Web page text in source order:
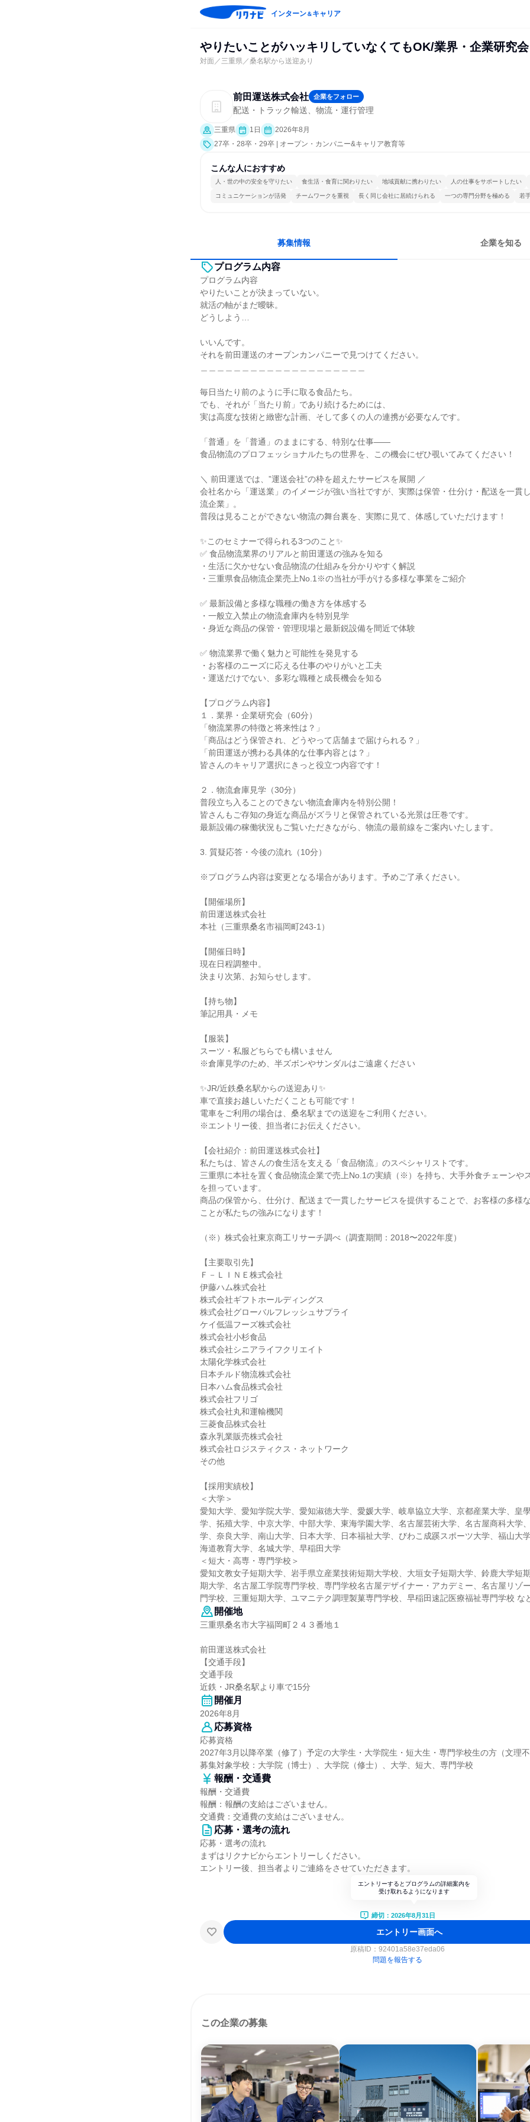
インターン＆キャリア
やりたいことがハッキリしていなくてもOK/業界・企業研究会
対面／三重県／桑名駅から送迎あり
前田運送株式会社 企業をフォロー
配送・トラック輸送、物流・運行管理
三重県 1日
2026年8月
27卒・28卒・29卒 | オープン・カンパニー&キャリア教育等
こんな人におすすめ
人・世の中の安全を守りたい 食生活・食育に関わりたい 地域貢献に携わりたい 人の仕事をサポートしたい
コミュニケーションが活発 チームワークを重視 長く同じ会社に居続けられる 一つの専門分野を極める 若
募集情報 企業を知る
プログラム内容
プログラム内容
やりたいことが決まっていない。
就活の軸がまだ曖昧。
どうしよう…
いいんです。
それを前田運送のオープンカンパニーで見つけてください。
毎日当たり前のように手に取る食品たち。
でも、それが「当たり前」であり続けるためには、
実は高度な技術と緻密な計画、そして多くの人の連携が必要なんです。
「普通」を「普通」のままにする、特別な仕事——
食品物流のプロフェッショナルたちの世界を、この機会にぜひ覗いてみてください！
＼ 前田運送では、”運送会社”の枠を超えたサービスを展開 ／
会社名から「運送業」のイメージが強い当社ですが、実際は保管・仕分け・配送を一貫
流企業」。
普段は見ることができない物流の舞台裏を、実際に見て、体感していただけます！
✨このセミナーで得られる3つのこと✨
✅ 食品物流業界のリアルと前田運送の強みを知る
・生活に欠かせない食品物流の仕組みを分かりやすく解説
・三重県食品物流企業売上No.1※の当社が手がける多様な事業をご紹介
✅ 最新設備と多様な職種の働き方を体感する
・一般立入禁止の物流倉庫内を特別見学
・身近な商品の保管・管理現場と最新鋭設備を間近で体験
✅ 物流業界で働く魅力と可能性を発見する
・お客様のニーズに応える仕事のやりがいと工夫
・運送だけでない、多彩な職種と成長機会を知る
【プログラム内容】
１．業界・企業研究会（60分）
「物流業界の特徴と将来性は？」
「商品はどう保管され、どうやって店舗まで届けられる？」
「前田運送が携わる具体的な仕事内容とは？」
皆さんのキャリア選択にきっと役立つ内容です！
２．物流倉庫見学（30分）
普段立ち入ることのできない物流倉庫内を特別公開！
皆さんもご存知の身近な商品がズラリと保管されている光景は圧巻です。
最新設備の稼働状況もご覧いただきながら、物流の最前線をご案内いたします。
3. 質疑応答・今後の流れ（10分）
※プログラム内容は変更となる場合があります。予めご了承ください。
【開催場所】
前田運送株式会社
本社（三重県桑名市福岡町243-1）
【開催日時】
現在日程調整中。
決まり次第、お知らせします。
【持ち物】
筆記用具・メモ
【服装】
スーツ・私服どちらでも構いません
※倉庫見学のため、半ズボンやサンダルはご遠慮ください
✨JR/近鉄桑名駅からの送迎あり✨
車で直接お越しいただくことも可能です！
電車をご利用の場合は、桑名駅までの送迎をご利用ください。
※エントリー後、担当者にお伝えください。
【会社紹介：前田運送株式会社】
私たちは、皆さんの食生活を支える「食品物流」のスペシャリストです。
三重県に本社を置く食品物流企業で売上No.1の実績（※）を持ち、大手外食チェーンや
を担っています。
商品の保管から、仕分け、配送まで一貫したサービスを提供することで、お客様の多様
ことが私たちの強みになります！
（※）株式会社東京商工リサーチ調べ（調査期間：2018〜2022年度）
【主要取引先】
Ｆ－ＬＩＮＥ株式会社
伊藤ハム株式会社
株式会社ギフトホールディングス
株式会社グローバルフレッシュサプライ
ケイ低温フーズ株式会社
株式会社小杉食品
株式会社シニアライフクリエイト
太陽化学株式会社
日本チルド物流株式会社
日本ハム食品株式会社
株式会社フリゴ
株式会社丸和運輸機関
三菱食品株式会社
森永乳業販売株式会社
株式会社ロジスティクス・ネットワーク
その他
【採用実績校】
＜大学＞
愛知大学、愛知学院大学、愛知淑徳大学、愛媛大学、岐阜協立大学、京都産業大学、皇
学、拓殖大学、中京大学、中部大学、東海学園大学、名古屋芸術大学、名古屋商科大学
学、奈良大学、南山大学、日本大学、日本福祉大学、びわこ成蹊スポーツ大学、福山大
海道教育大学、名城大学、早稲田大学
＜短大・高専・専門学校＞
愛知文教女子短期大学、岩手県立産業技術短期大学校、大垣女子短期大学、鈴鹿大学短
期大学、名古屋工学院専門学校、専門学校名古屋デザイナー・アカデミー、名古屋リゾ
門学校、三重短期大学、ユマニテク調理製菓専門学校、早稲田速記医療福祉専門学校 な
開催地
三重県桑名市大字福岡町２４３番地１
前田運送株式会社
【交通手段】
交通手段
近鉄・JR桑名駅より車で15分
開催月
2026年8月
応募資格
応募資格
2027年3月以降卒業（修了）予定の大学生・大学院生・短大生・専門学校生の方（文理不
募集対象学校：大学院（博士）、大学院（修士）、大学、短大、専門学校
報酬・交通費
報酬・交通費
報酬：報酬の支給はございません。
交通費：交通費の支給はございません。
応募・選考の流れ
応募・選考の流れ
まずはリクナビからエントリーしください。
エントリー後、担当者よりご連絡をさせていただきます。
エントリーするとプログラムの詳細案内を
受け取れるようになります
締切：2026年8月31日
エントリー画面へ
原稿ID： 92401a58e37eda06
問題を報告する
この企業の募集